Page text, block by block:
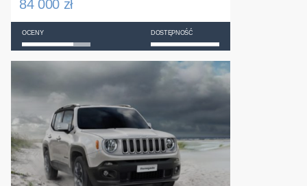
84 000 zł
OCENY DOSTĘPNOŚĆ